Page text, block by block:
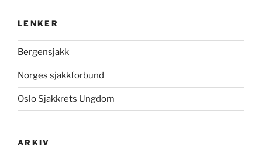
LENKER
Bergensjakk
Norges sjakkforbund
Oslo Sjakkrets Ungdom
ARKIV